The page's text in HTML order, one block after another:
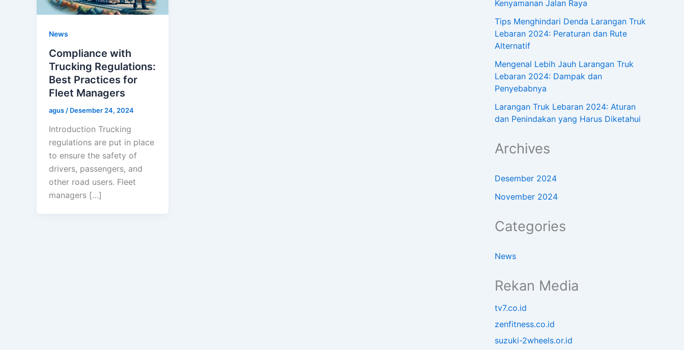
News
Compliance with
Trucking Regulations:
Best Practices for
Fleet Managers
agus / Desember 24, 2024
Introduction Trucking
regulations are put in place
to ensure the safety of
drivers, passengers, and
other road users. Fleet
managers […]
Kenyamanan Jalan Raya
Tips Menghindari Denda Larangan Truk
Lebaran 2024: Peraturan dan Rute
Alternatif
Mengenal Lebih Jauh Larangan Truk
Lebaran 2024: Dampak dan
Penyebabnya
Larangan Truk Lebaran 2024: Aturan
dan Penindakan yang Harus Diketahui
Archives
Desember 2024
November 2024
Categories
News
Rekan Media
tv7.co.id
zenfitness.co.id
suzuki-2wheels.or.id